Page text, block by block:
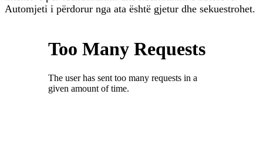
Automjeti i përdorur nga ata është gjetur dhe sekuestrohet.